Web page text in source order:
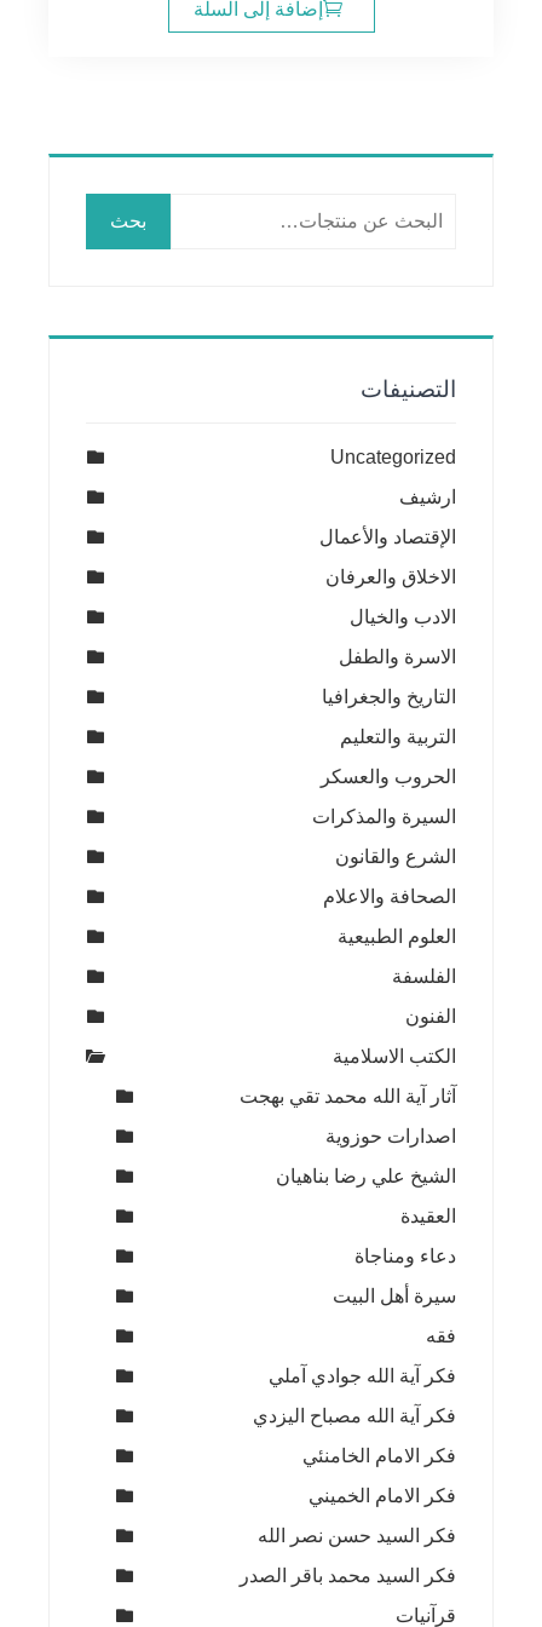
20.00$.
18.00$.
إضافة إلى السلة
بحث
التصنيفات
Uncategorized
ارشيف
الإقتصاد والأعمال
الاخلاق والعرفان
الادب والخيال
الاسرة والطفل
التاريخ والجغرافيا
التربية والتعليم
الحروب والعسكر
السيرة والمذكرات
الشرع والقانون
الصحافة والاعلام
العلوم الطبيعية
الفلسفة
الفنون
الكتب الاسلامية
آثار آية الله محمد تقي بهجت
اصدارات حوزوية
الشيخ علي رضا بناهيان
العقيدة
دعاء ومناجاة
سيرة أهل البيت
فقه
فكر آية الله جوادي آملي
فكر آية الله مصباح اليزدي
فكر الامام الخامنئي
فكر الامام الخميني
فكر السيد حسن نصر الله
فكر السيد محمد باقر الصدر
قرآنيات